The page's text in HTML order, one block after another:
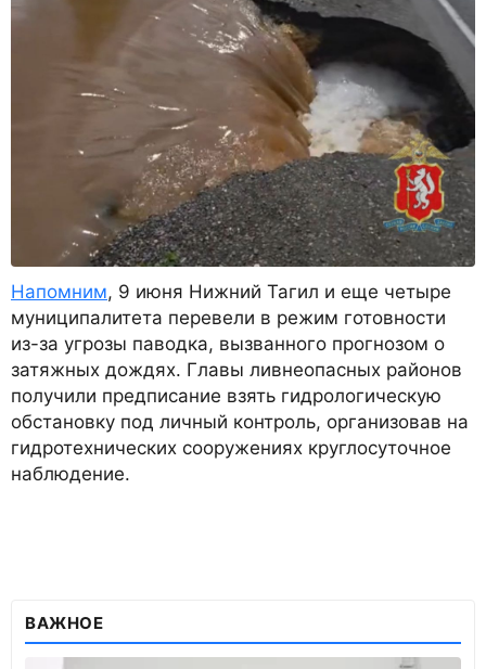
Напомним, 9 июня Нижний Тагил и еще четыре
муниципалитета перевели в режим готовности
из-за угрозы паводка, вызванного прогнозом о
затяжных дождях. Главы ливнеопасных районов
получили предписание взять гидрологическую
обстановку под личный контроль, организовав на
гидротехнических сооружениях круглосуточное
наблюдение.
ВАЖНОЕ